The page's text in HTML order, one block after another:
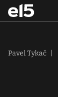
Pavel Tykač